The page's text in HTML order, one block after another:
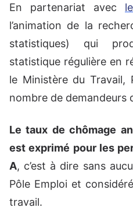
En partenariat avec
l’animation de la
statistiques) qui
statistique régulière en
le Ministère du Travail,
nombre de demandeurs
Le taux de chômage
est exprimé pour les
A, c’est à dire sans
Pôle Emploi et
travail.